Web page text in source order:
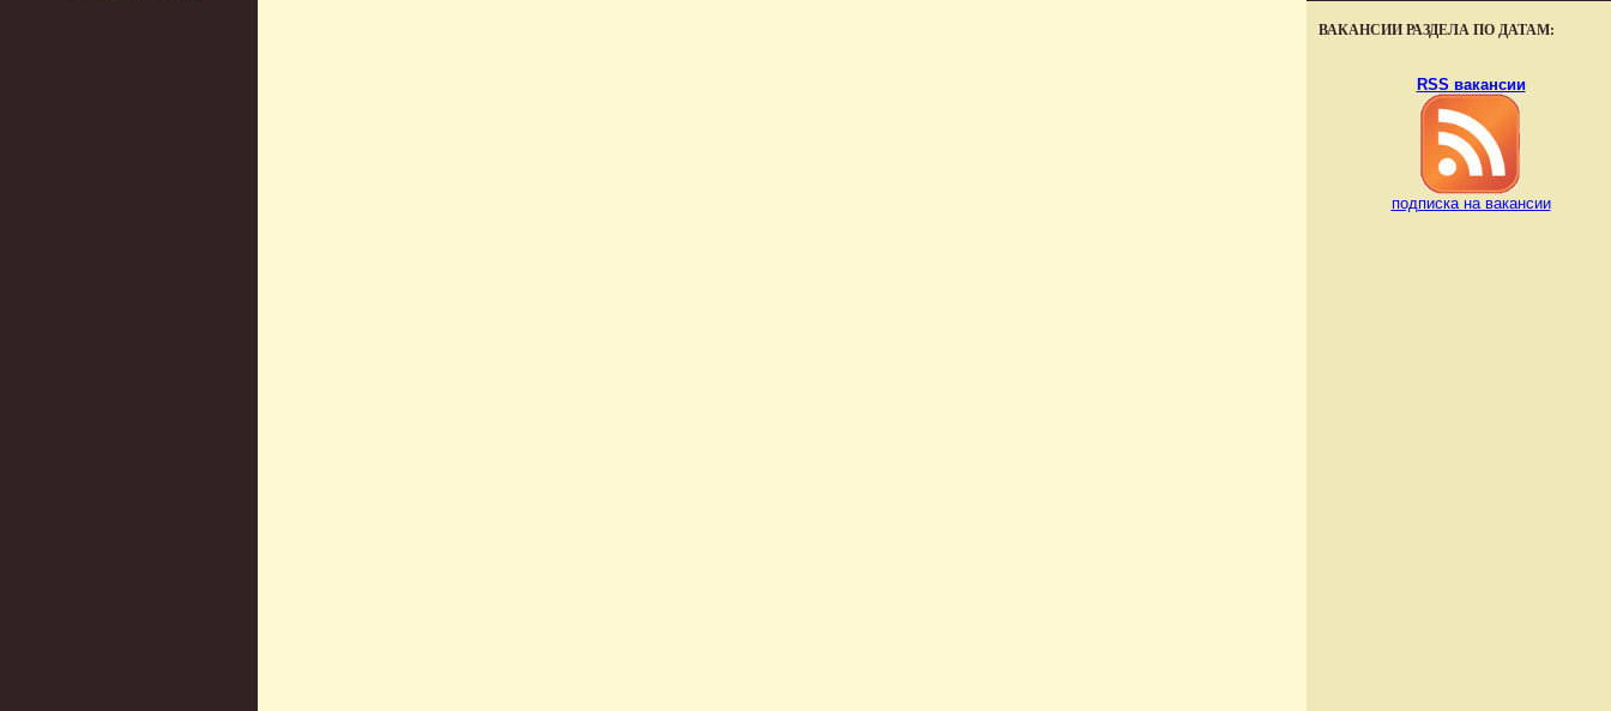
ВАКАНСИИ РАЗДЕЛА ПО ДАТАМ:
RSS вакансии
подписка на вакансии